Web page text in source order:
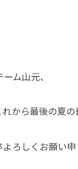
ム山元、
から最後の夏の
ろしくお願い申